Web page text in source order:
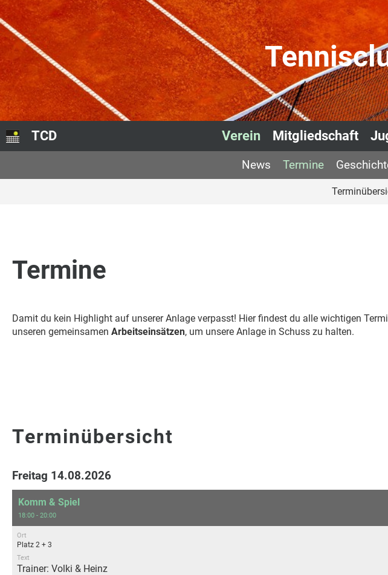
TCD Verein Mitgliedschaft
News Termine
Termine
Damit du kein Highlight auf unserer Anlage verpasst! Hier findest du alle wichtigen
unseren gemeinsamen Arbeitseinsätzen, um unsere Anlage in Schuss zu halten.
Terminübersicht
Freitag 14.08.2026
Komm & Spiel
18:00 - 20:00
Ort
Platz 2 + 3
Text
Trainer: Volki & Heinz